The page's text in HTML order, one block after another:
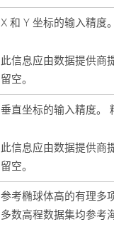
X 和 Y 坐标的输入精度
此信息应由数据提供商
留空。
垂直坐标的输入精度。
此信息应由数据提供商
留空。
参考椭球体高的有理多
多数高程数据集均参考